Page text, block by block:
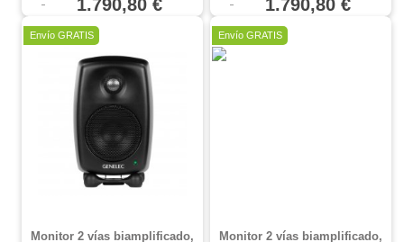
1.790,80 € 1.790,80 €
Monitor 2 vías biamplificado,
Envío GRATIS
Monitor 2 vías biamplificado,
Envío GRATIS